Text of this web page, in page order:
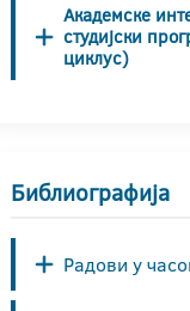
Академске
студијски
циклус)
Библиографија
Радови у